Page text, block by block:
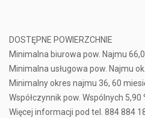
DOSTĘPNE POWIERZCHNIE
Minimalna biurowa pow. Najmu
Minimalna usługowa pow. Najmu
Minimalny okres najmu 36, 60
Współczynnik pow. Wspólnych 5,90
Więcej informacji pod tel. 884 884